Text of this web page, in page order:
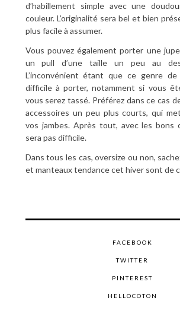
d’habillement simple avec une
couleur. L’originalité sera bel et bien
plus facile à assumer.
Vous pouvez également porter une
un pull d’une taille un peu au
L’inconvénient étant que ce genre
difficile à porter, notamment si vous
vous serez tassé. Préférez dans ce cas
accessoires un peu plus courts, qui
vos jambes. Après tout, avec les bons
sera pas difficile.
Dans tous les cas, oversize ou non,
et manteaux tendance cet hiver sont de
FACEBOOK
TWITTER
PINTEREST
HELLOCOTON